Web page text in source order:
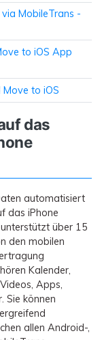
MobileTrans -
to iOS App
Move to iOS
das
automatisiert
das iPhone
unterstützt über 15
den mobilen
Kalender,
Apps,
Sie können
allen Android-,